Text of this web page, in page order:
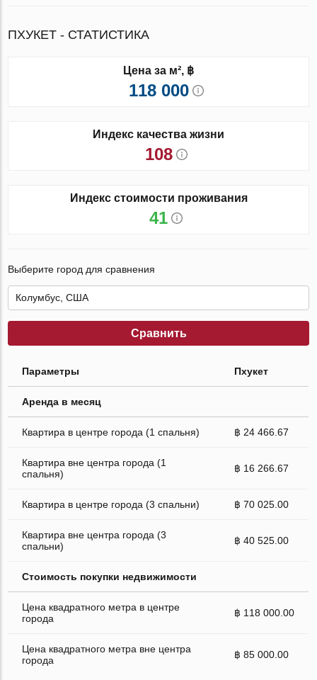
ПХУКЕТ - СТАТИСТИКА
Цена за м², ฿
118 000
Индекс качества жизни
108
Индекс стоимости проживания
41
Выберите город для сравнения
Сравнить
Параметры Пхукет
Аренда в месяц
Квартира в центре города (1 спальня) ฿ 24 466.67
Квартира вне центра города (1
спальня)
฿ 16 266.67
Квартира в центре города (3 спальни) ฿ 70 025.00
Квартира вне центра города (3
спальни)
฿ 40 525.00
Стоимость покупки недвижимости
Цена квадратного метра в центре
города
฿ 118 000.00
Цена квадратного метра вне центра
города
฿ 85 000.00